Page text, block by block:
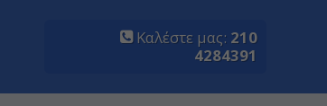
Καλέστε μας: 210
4284391